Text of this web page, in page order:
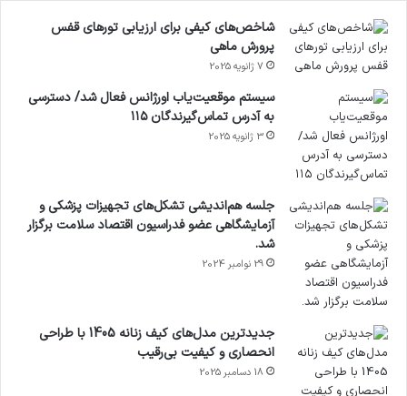
شاخص‌های کیفی برای ارزیابی تورهای قفس
پرورش ماهی
7 ژانویه 2025
سیستم موقعیت‌یاب اورژانس فعال شد/ دسترسی
به آدرس تماس‌گیرندگان ۱۱۵
3 ژانویه 2025
جلسه هم‌اندیشی تشکل‌های تجهیزات پزشکی و
آزمایشگاهی عضو فدراسیون اقتصاد سلامت برگزار
شد.
29 نوامبر 2024
جدیدترین مدل‌های کیف زنانه 1405 با طراحی
انحصاری و کیفیت بی‌رقیب
18 دسامبر 2025